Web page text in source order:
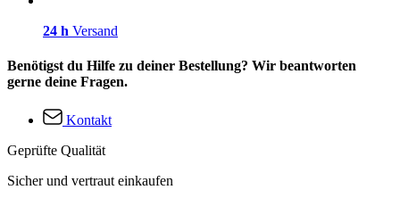
24 h Versand
Benötigst du Hilfe zu deiner Bestellung? Wir beantworten
gerne deine Fragen.
Kontakt
Geprüfte Qualität
Sicher und vertraut einkaufen